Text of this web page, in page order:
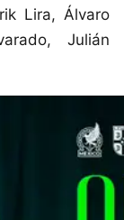
Lira, Álvaro
Julián